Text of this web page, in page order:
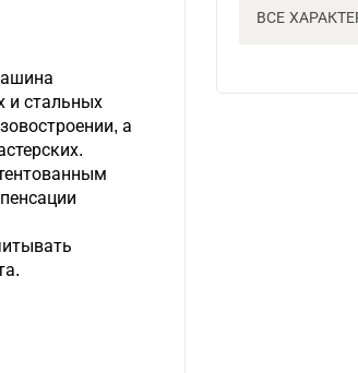
ВСЕ
и стальных
а